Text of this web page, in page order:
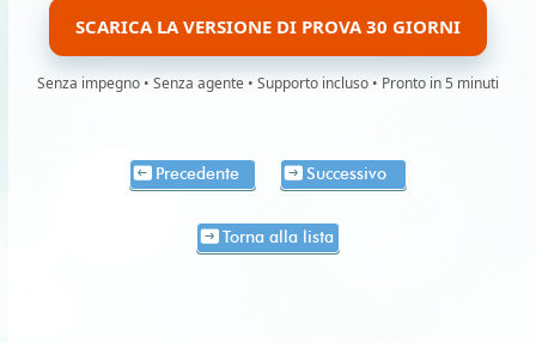
SCARICA LA VERSIONE DI PROVA 30 GIORNI
Senza impegno • Senza agente • Supporto incluso • Pronto in 5 minuti
Precedente Successivo
Torna alla lista